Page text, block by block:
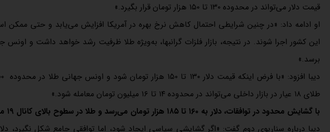
قیمت دلار می‌تواند در محدوده ۱۳۰ تا ۱۵۰ هزار تومان قرار بگیرد.»
او ادامه داد: «در چنین شرایطی احتمال کاهش نرخ بهره در آمریکا افزایش می‌یابد و حتی
برسد.»
طلای ۱۸ عیار در بازار داخلی می‌تواند در محدوده ۱۴ تا ۱۶ میلیون تومان معامله شود.»
با گشایش محدود در توافقات، دلار به ۱۶۰ تا ۱۸۵ هزار تومان می‌رسد و طلا در سطوح بالای کانال ۱۹ میلیون تومانی معامله می‌شود